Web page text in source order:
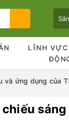
phẩm nào
LĨNH VỰC
và ứng dụng của